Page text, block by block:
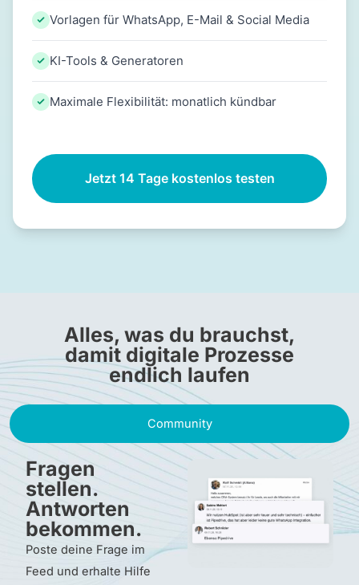
Vorlagen für WhatsApp, E-Mail & Social Media
KI-Tools & Generatoren
Maximale Flexibilität: monatlich kündbar
Jetzt 14 Tage kostenlos testen
Alles, was du brauchst,
damit digitale Prozesse
endlich laufen
Community
Fragen
stellen.
Antworten
bekommen.
Poste deine Frage im
Feed und erhalte Hilfe